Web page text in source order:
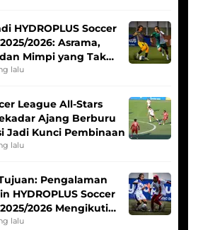
HYDROPLUS Soccer
2026: Asrama,
Mimpi yang Tak
lalu
League All-Stars
Ajang Berburu
Jadi Kunci Pembinaan
lalu
Pengalaman
HYDROPLUS Soccer
2026 Mengikuti
Putri
lalu